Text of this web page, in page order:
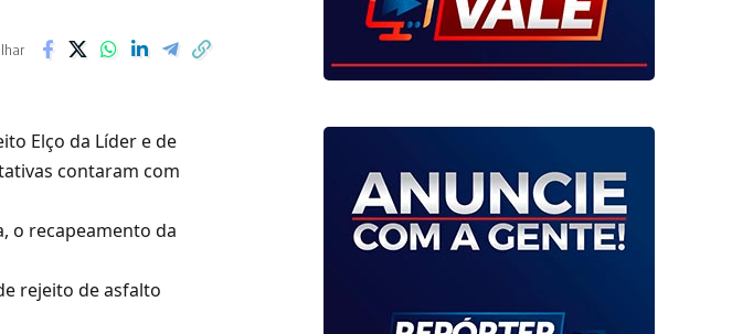
Elço da Líder e de
contaram com
o recapeamento da
rejeito de asfalto